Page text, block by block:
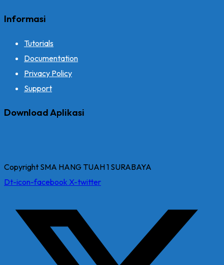
Informasi
Tutorials
Documentation
Privacy Policy
Support
Download Aplikasi
Copyright SMA HANG TUAH 1 SURABAYA
Dt-icon-facebook X-twitter